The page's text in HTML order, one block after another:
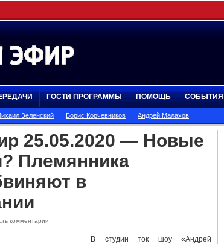
ГОСТИ ПРОГРАММЫ ПОМОЩЬ СОБЫТИЯ
Зеленский Борис Корчевников Андрей Малахов
25.05.2020 — Новые
Племянника
в
комментарии
В студии ток шоу «Андрей